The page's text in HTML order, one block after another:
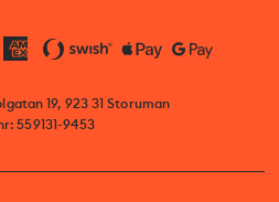
19, 923 31 Storuman
559131-9453